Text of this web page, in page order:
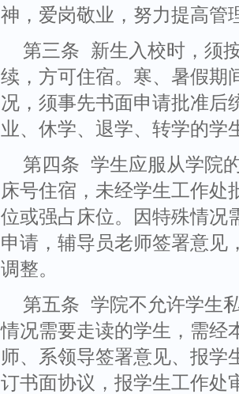
神，爱岗敬业，努力提高管
第三条 新生入校时，须
续，方可住宿。寒、暑假期
况，须事先书面申请批准后
业、休学、退学、转学的学
第四条 学生应服从学院
床号住宿，未经学生工作处
位或强占床位。因特殊情况
申请，辅导员老师签署意见
调整。
第五条 学院不允许学生
情况需要走读的学生，需经
师、系领导签署意见、报学
订书面协议，报学生工作处